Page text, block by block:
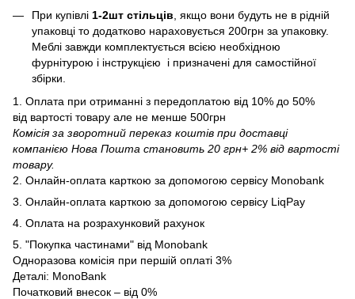
При купівлі 1-2шт стільців, якщо вони будуть не в рідній
упаковці то додатково нараховується 200грн за упаковку.
Меблі завжди комплектується всією необхідною
фурнітурою і інструкцією і призначені для самостійної
збірки.
1. Оплата при отриманні з передоплатою від 10% до 50%
від вартості товару але не менше 500грн
Комісія за зворотний переказ коштів при доставці
компанією Нова Пошта становить 20 грн+ 2% від вартості
товару.
2. Онлайн-оплата карткою за допомогою сервісу Monobank
3. Онлайн-оплата карткою за допомогою сервісу LiqPay
4. Оплата на розрахунковий рахунок
5. "Покупка частинами" від Monobank
Одноразова комісія при першій оплаті 3%
Деталі: MonoBank
Початковий внесок – від 0%